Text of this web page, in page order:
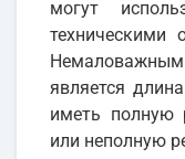
могут
техническими
является
иметь полную
или неполную